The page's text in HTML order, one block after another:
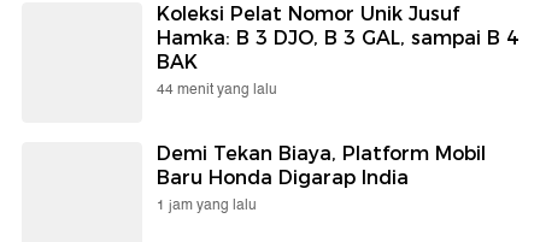
Koleksi Pelat Nomor Unik Jusuf
Hamka: B 3 DJO, B 3 GAL, sampai B 4
BAK
44 menit yang lalu
Demi Tekan Biaya, Platform Mobil
Baru Honda Digarap India
1 jam yang lalu